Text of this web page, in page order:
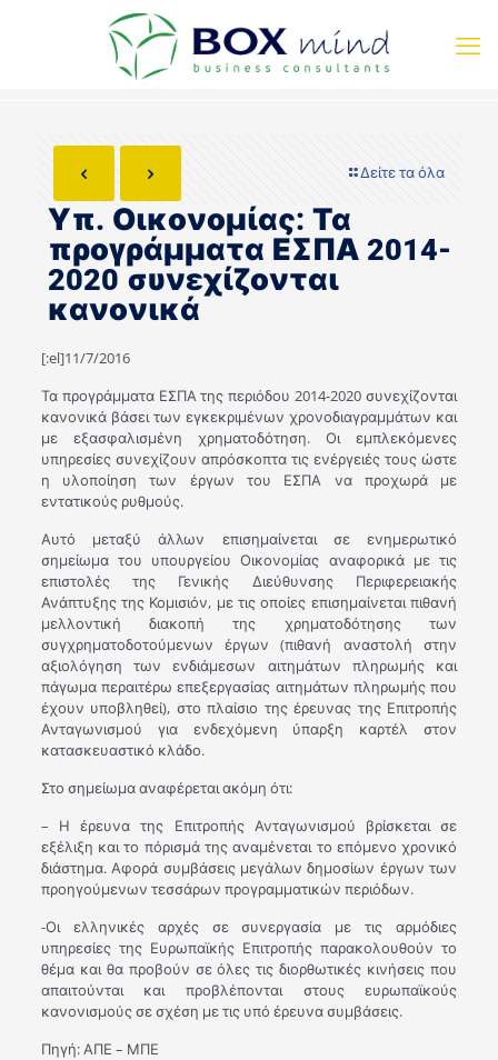
Δείτε τα όλα
Υπ. Οικονομίας: Τα
προγράμματα ΕΣΠΑ 2014-
2020 συνεχίζονται
κανονικά
[:el]11/7/2016
Τα προγράμματα ΕΣΠΑ της περιόδου 2014-2020 συνεχίζονται
κανονικά βάσει των εγκεκριμένων χρονοδιαγραμμάτων και
με εξασφαλισμένη χρηματοδότηση. Οι εμπλεκόμενες
υπηρεσίες συνεχίζουν απρόσκοπτα τις ενέργειές τους ώστε
η υλοποίηση των έργων του ΕΣΠΑ να προχωρά με
εντατικούς ρυθμούς.
Αυτό μεταξύ άλλων επισημαίνεται σε ενημερωτικό
σημείωμα του υπουργείου Οικονομίας αναφορικά με τις
επιστολές της Γενικής Διεύθυνσης Περιφερειακής
Ανάπτυξης της Κομισιόν, με τις οποίες επισημαίνεται πιθανή
μελλοντική διακοπή της χρηματοδότησης των
συγχρηματοδοτούμενων έργων (πιθανή αναστολή στην
αξιολόγηση των ενδιάμεσων αιτημάτων πληρωμής και
πάγωμα περαιτέρω επεξεργασίας αιτημάτων πληρωμής που
έχουν υποβληθεί), στο πλαίσιο της έρευνας της Επιτροπής
Ανταγωνισμού για ενδεχόμενη ύπαρξη καρτέλ στον
κατασκευαστικό κλάδο.
Στο σημείωμα αναφέρεται ακόμη ότι:
– Η έρευνα της Επιτροπής Ανταγωνισμού βρίσκεται σε
εξέλιξη και το πόρισμά της αναμένεται το επόμενο χρονικό
διάστημα. Αφορά συμβάσεις μεγάλων δημοσίων έργων των
προηγούμενων τεσσάρων προγραμματικών περιόδων.
-Οι ελληνικές αρχές σε συνεργασία με τις αρμόδιες
υπηρεσίες της Ευρωπαϊκής Επιτροπής παρακολουθούν το
θέμα και θα προβούν σε όλες τις διορθωτικές κινήσεις που
απαιτούνται και προβλέπονται στους ευρωπαϊκούς
κανονισμούς σε σχέση με τις υπό έρευνα συμβάσεις.
Πηγή: ΑΠΕ – ΜΠΕ